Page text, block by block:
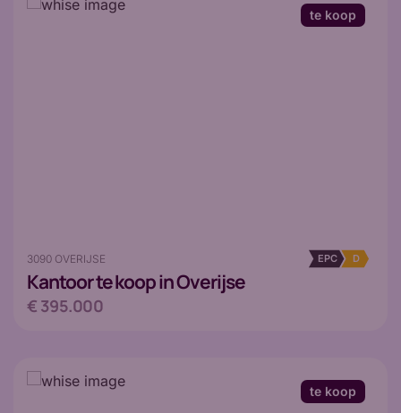
3090 OVERIJSE
Kantoorte koop in Overijse
EPC D
€ 395.000
te koop
te koop